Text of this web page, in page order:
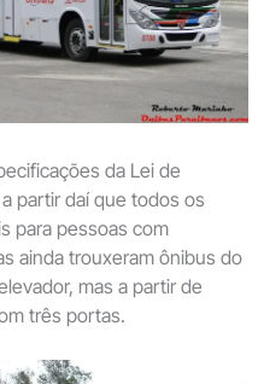
da Lei de
partir daí que todos os
para pessoas com
ainda trouxeram ônibus do
mas a partir de
três portas.